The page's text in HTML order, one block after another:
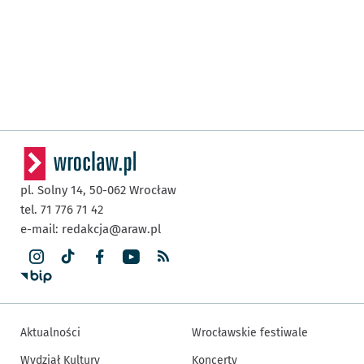
pl. Solny 14, 50-062 Wrocław
tel. 71 776 71 42
e-mail: redakcja@araw.pl
Aktualności
Wydział Kultury
Wrocławskie festiwale
Koncerty